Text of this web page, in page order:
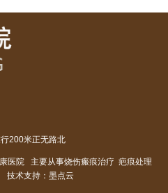
200米正无路北
医院 主要从事烧伤瘢痕治疗 疤痕处理
术支持：墨点云